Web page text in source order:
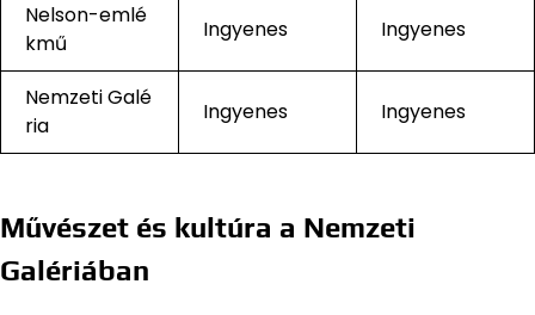
Nelson-emlé
kmű
Ingyenes Ingyenes
Nemzeti Galé
ria
Ingyenes Ingyenes
Művészet és kultúra a Nemzeti
Galériában